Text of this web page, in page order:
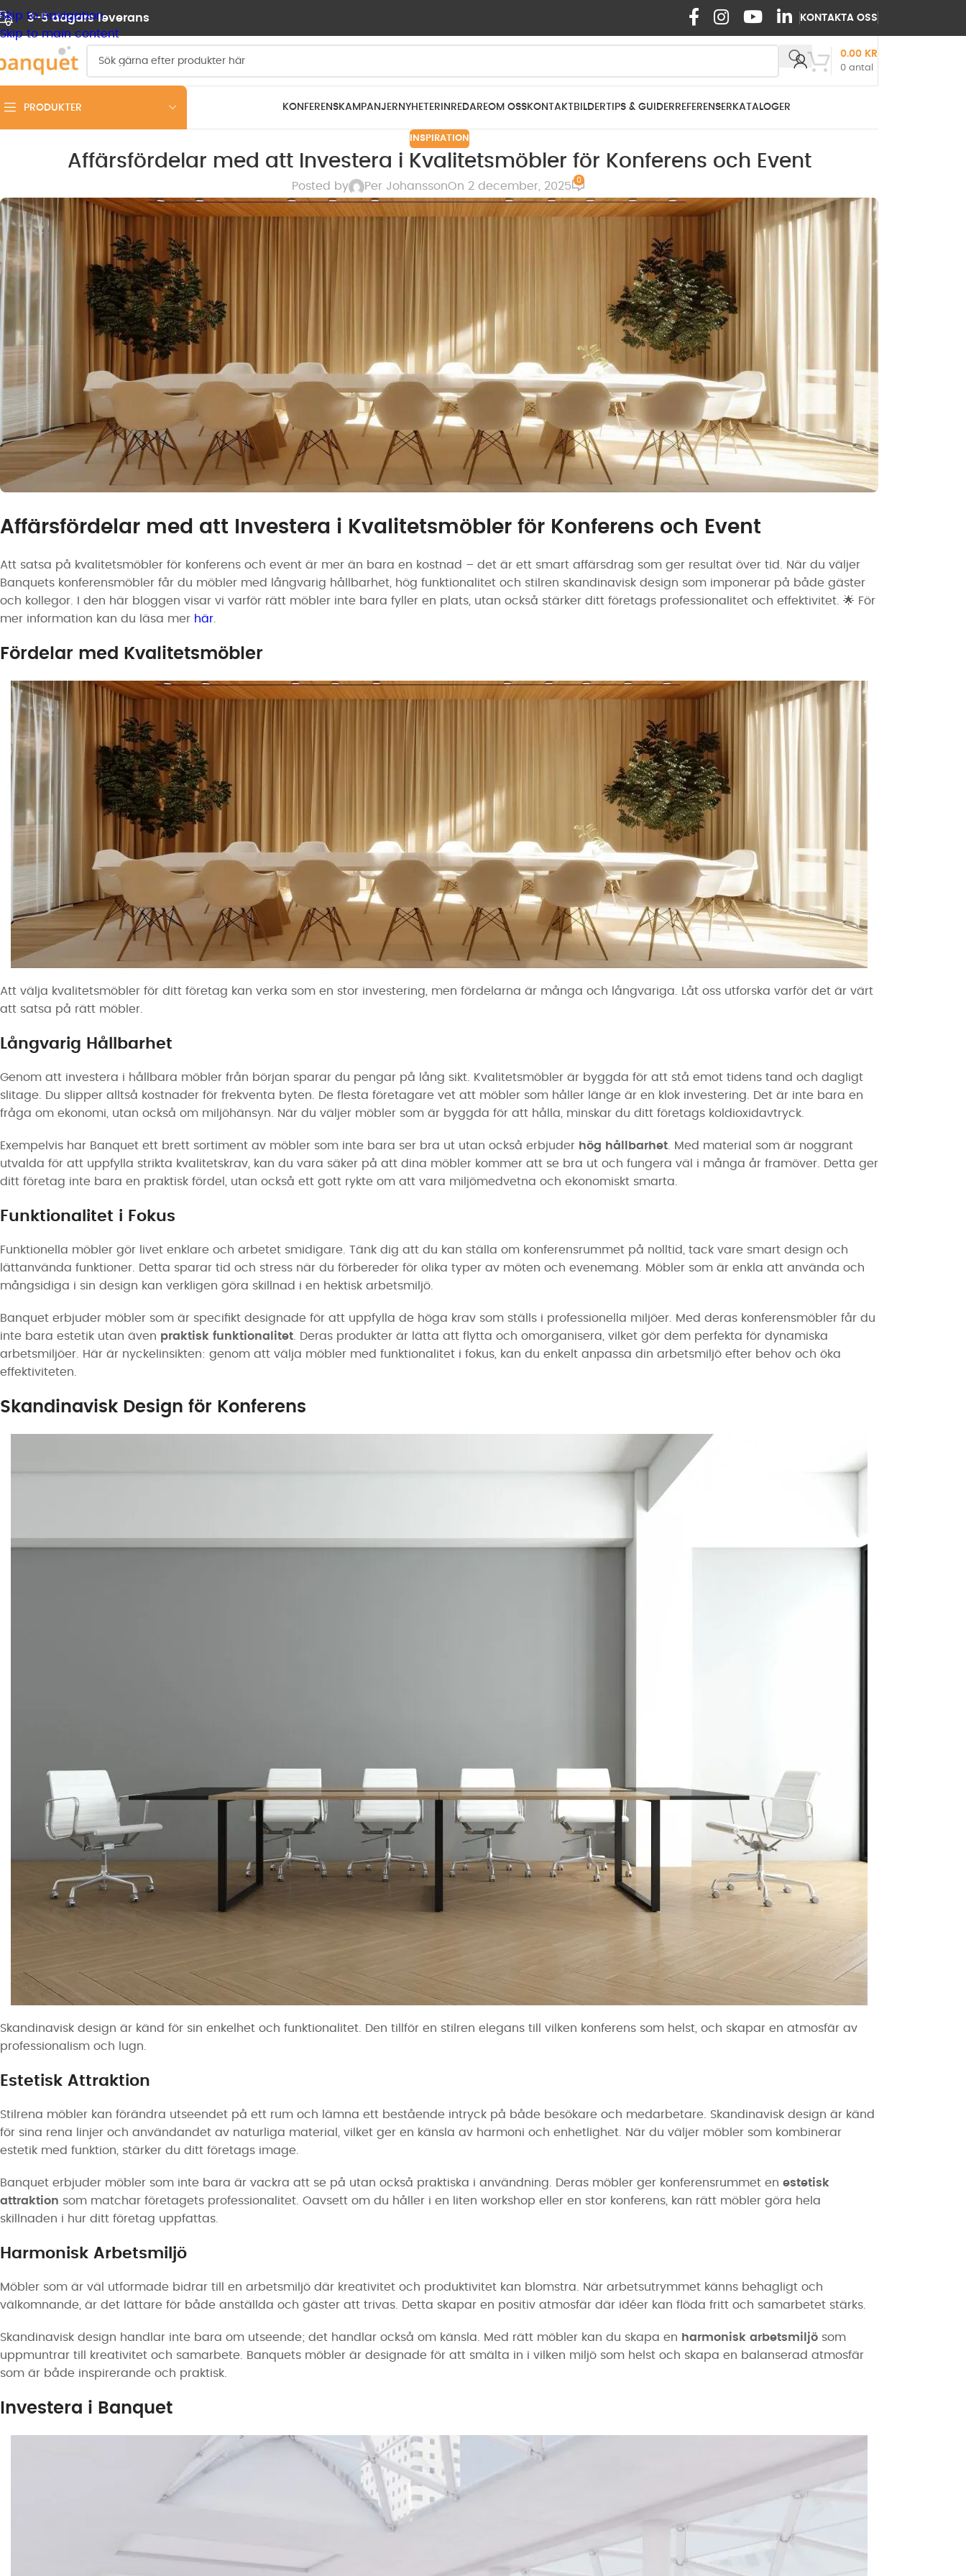
Skip to navigation
Skip to main content
3-5 dagars leverans KONTAKTA OSS
0 antal
0.00 KR
PRODUKTER KONFERENSKAMPANJER NYHETER INREDAREOM OSSKONTAKT BILDER TIPS & GUIDER REFERENSER KATALOGER
INSPIRATION
Affärsfördelar med att Investera i Kvalitetsmöbler för Konferens och Event
Posted by Per JohanssonOn 2 december, 2025
0
Affärsfördelar med att Investera i Kvalitetsmöbler för Konferens och Event
Att satsa på kvalitetsmöbler för konferens och event är mer än bara en kostnad – det är ett smart affärsdrag som ger resultat över tid. När du väljer
Banquets konferensmöbler får du möbler med långvarig hållbarhet, hög funktionalitet och stilren skandinavisk design som imponerar på både gäster
och kollegor. I den här bloggen visar vi varför rätt möbler inte bara fyller en plats, utan också stärker ditt företags professionalitet och effektivitet. 🌟 För
mer information kan du läsa mer här.
Fördelar med Kvalitetsmöbler
Att välja kvalitetsmöbler för ditt företag kan verka som en stor investering, men fördelarna är många och långvariga. Låt oss utforska varför det är värt
att satsa på rätt möbler.
Långvarig Hållbarhet
Genom att investera i hållbara möbler från början sparar du pengar på lång sikt. Kvalitetsmöbler är byggda för att stå emot tidens tand och dagligt
slitage. Du slipper alltså kostnader för frekventa byten. De flesta företagare vet att möbler som håller länge är en klok investering. Det är inte bara en
fråga om ekonomi, utan också om miljöhänsyn. När du väljer möbler som är byggda för att hålla, minskar du ditt företags koldioxidavtryck.
Exempelvis har Banquet ett brett sortiment av möbler som inte bara ser bra ut utan också erbjuder hög hållbarhet. Med material som är noggrant
utvalda för att uppfylla strikta kvalitetskrav, kan du vara säker på att dina möbler kommer att se bra ut och fungera väl i många år framöver. Detta ger
ditt företag inte bara en praktisk fördel, utan också ett gott rykte om att vara miljömedvetna och ekonomiskt smarta.
Funktionalitet i Fokus
Funktionella möbler gör livet enklare och arbetet smidigare. Tänk dig att du kan ställa om konferensrummet på nolltid, tack vare smart design och
lättanvända funktioner. Detta sparar tid och stress när du förbereder för olika typer av möten och evenemang. Möbler som är enkla att använda och
mångsidiga i sin design kan verkligen göra skillnad i en hektisk arbetsmiljö.
Banquet erbjuder möbler som är specifikt designade för att uppfylla de höga krav som ställs i professionella miljöer. Med deras konferensmöbler får du
inte bara estetik utan även praktisk funktionalitet. Deras produkter är lätta att flytta och omorganisera, vilket gör dem perfekta för dynamiska
arbetsmiljöer. Här är nyckelinsikten: genom att välja möbler med funktionalitet i fokus, kan du enkelt anpassa din arbetsmiljö efter behov och öka
effektiviteten.
Skandinavisk Design för Konferens
Skandinavisk design är känd för sin enkelhet och funktionalitet. Den tillför en stilren elegans till vilken konferens som helst, och skapar en atmosfär av
professionalism och lugn.
Estetisk Attraktion
Stilrena möbler kan förändra utseendet på ett rum och lämna ett bestående intryck på både besökare och medarbetare. Skandinavisk design är känd
för sina rena linjer och användandet av naturliga material, vilket ger en känsla av harmoni och enhetlighet. När du väljer möbler som kombinerar
estetik med funktion, stärker du ditt företags image.
Banquet erbjuder möbler som inte bara är vackra att se på utan också praktiska i användning. Deras möbler ger konferensrummet en estetisk
attraktion som matchar företagets professionalitet. Oavsett om du håller i en liten workshop eller en stor konferens, kan rätt möbler göra hela
skillnaden i hur ditt företag uppfattas.
Harmonisk Arbetsmiljö
Möbler som är väl utformade bidrar till en arbetsmiljö där kreativitet och produktivitet kan blomstra. När arbetsutrymmet känns behagligt och
välkomnande, är det lättare för både anställda och gäster att trivas. Detta skapar en positiv atmosfär där idéer kan flöda fritt och samarbetet stärks.
Skandinavisk design handlar inte bara om utseende; det handlar också om känsla. Med rätt möbler kan du skapa en harmonisk arbetsmiljö som
uppmuntrar till kreativitet och samarbete. Banquets möbler är designade för att smälta in i vilken miljö som helst och skapa en balanserad atmosfär
som är både inspirerande och praktisk.
Investera i Banquet